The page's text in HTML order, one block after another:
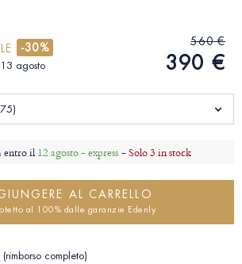
-30%
agosto
560 €
390 €
entro il 12 agosto - express -Solo 3 in stock
AL CARRELLO
al 100% dalle garanzie Edenly
completo)